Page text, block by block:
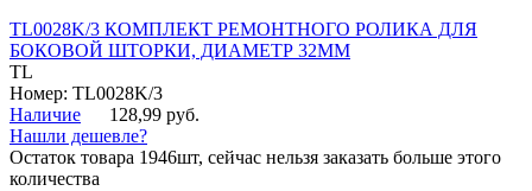
TL0028K/3 КОМПЛЕКТ РЕМОНТНОГО РОЛИКА ДЛЯ
БОКОВОЙ ШТОРКИ, ДИАМЕТР 32ММ
TL
Номер: TL0028K/3
Наличие
128,99 руб.
Нашли дешевле?
Остаток товара 1946шт, сейчас нельзя заказать больше этого
количества